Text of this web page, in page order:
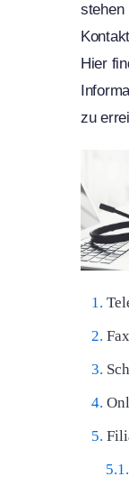
stehen
Hier
zu
Fax: